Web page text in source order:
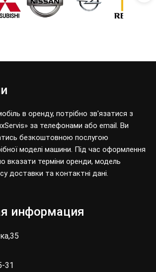
в оренду, потрібно зв'язатися з
за телефонами або email. Ви
безкоштовною послугою
моделі машини. Під час оформлення
вказати терміни оренди, модель
доставки та контактні дані.
информация
31